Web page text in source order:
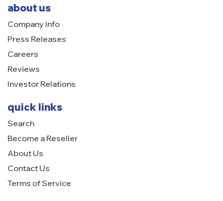
about us
Company Info
Press Releases
Careers
Reviews
Investor Relations
quick links
Search
Become a Reseller
About Us
Contact Us
Terms of Service